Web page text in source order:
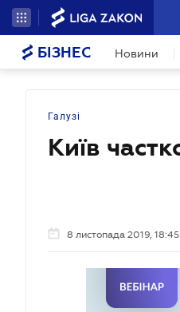
БІЗНЕС Новини
Галузі
Київ
8 листопада 2019, 18:45